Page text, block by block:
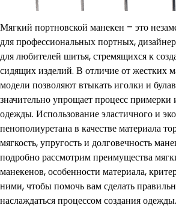
Мягкий портновской манекен – это
для профессиональных портных,
для любителей шитья, стремящихся к
сидящих изделий. В отличие от жестких
модели позволяют втыкать иголки и
значительно упрощает процесс примерки
одежды. Использование эластичного и
пенополиуретана в качестве материала
мягкость, упругость и долговечность
подробно рассмотрим преимущества
манекенов, особенности материала,
ними, чтобы помочь вам сделать
наслаждаться процессом создания одежды.